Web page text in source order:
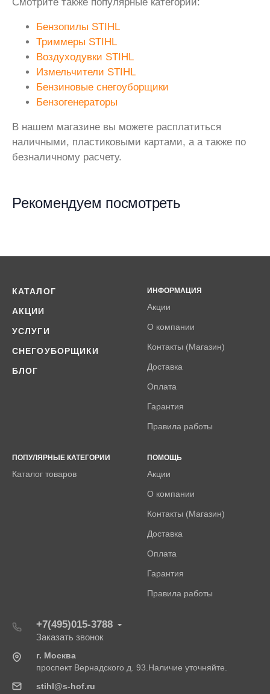
Бензопилы STIHL
Триммеры STIHL
Воздуходувки STIHL
Измельчители STIHL
Бензиновые снегоуборщики
Бензогенераторы
В нашем магазине вы можете расплатиться
наличными, пластиковыми картами, а а также по
безналичному расчету.
Рекомендуем посмотреть
КАТАЛОГ
АКЦИИ
УСЛУГИ
СНЕГОУБОРЩИКИ
БЛОГ
ИНФОРМАЦИЯ
Акции
О компании
Контакты (Магазин)
Доставка
Оплата
Гарантия
Правила работы
ПОПУЛЯРНЫЕ КАТЕГОРИИ
Каталог товаров
ПОМОЩЬ
Акции
О компании
Контакты (Магазин)
Доставка
Оплата
Гарантия
Правила работы
+7(495)015-3788
Заказать звонок
г. Москва
проспект Вернадского д. 93.Наличие уточняйте.
stihl@s-hof.ru